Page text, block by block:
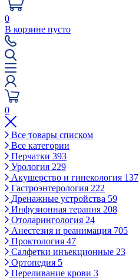
0
В корзине пусто
0
Все товары списком
Все категории
Перчатки 393
Урология 229
Акушерство и гинекология 137
Гастроэнтерология 222
Дренажные устройства 59
Инфузионная терапия 208
Отоларингология 24
Анестезия и реанимация 705
Проктология 47
Салфетки инъекционные 23
Ортопедия 5
Переливание крови 3